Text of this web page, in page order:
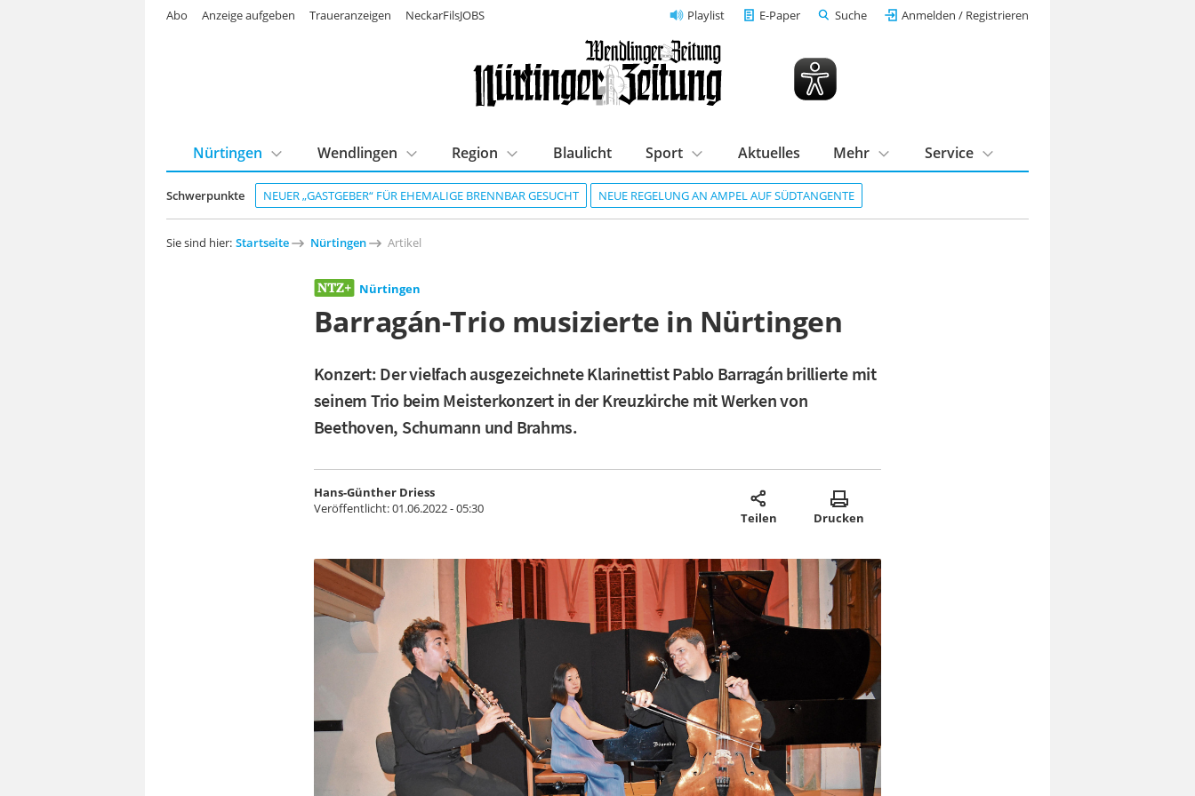
Playlist E-Paper Suche Anmelden / Registrieren
Schwerpunkte NEUER „GASTGEBER“ FÜR EHEMALIGE BRENNBAR GESUCHT NEUE REGELUNG AN AMPEL AUF SÜDTANGENTE
Nürtingen Wendlingen Region Blaulicht Sport Aktuelles Mehr Service
Abo Anzeige aufgeben Traueranzeigen NeckarFilsJOBS
Sie sind hier: Startseite Nürtingen Artikel
Nürtingen
Barragán-Trio musizierte in Nürtingen
Konzert: Der vielfach ausgezeichnete Klarinettist Pablo Barragán brillierte mit
seinem Trio beim Meisterkonzert in der Kreuzkirche mit Werken von
Beethoven, Schumann und Brahms.
Hans-Günther Driess
Veröffentlicht:01.06.2022 - 05:30
Teilen Drucken